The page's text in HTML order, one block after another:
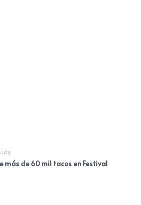
más de 60 mil tacos en Festival